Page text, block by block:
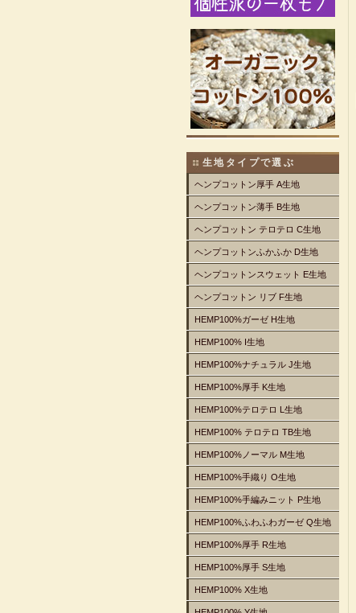
生地タイプで選ぶ
ヘンプコットン厚手 A生地
ヘンプコットン薄手 B生地
ヘンプコットン テロテロ C生地
ヘンプコットンふかふか D生地
ヘンプコットンスウェット E生地
ヘンプコットン リブ F生地
HEMP100%ガーゼ H生地
HEMP100% I生地
HEMP100%ナチュラル J生地
HEMP100%厚手 K生地
HEMP100%テロテロ L生地
HEMP100% テロテロ TB生地
HEMP100%ノーマル M生地
HEMP100%手織り O生地
HEMP100%手編みニット P生地
HEMP100%ふわふわガーゼ Q生地
HEMP100%厚手 R生地
HEMP100%厚手 S生地
HEMP100% X生地